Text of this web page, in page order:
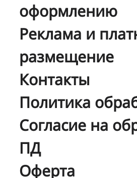
оформлению
Реклама и
размещение
Контакты
Политика
Согласие на
ПД
Оферта